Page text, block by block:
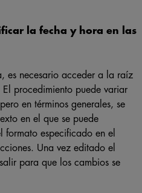
la fecha y hora en las
es necesario acceder a la raíz
procedimiento puede variar
en términos generales, se
en el que se puede
especificado en el
Una vez editado el
para que los cambios se